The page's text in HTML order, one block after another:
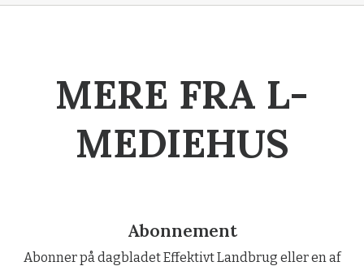
MERE FRA L-
MEDIEHUS
Abonnement
Abonner på dagbladet Effektivt Landbrug eller en af